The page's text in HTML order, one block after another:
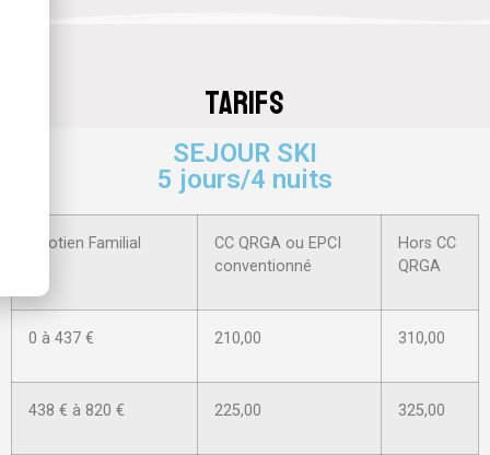
tarifs
SEJOUR SKI
5 jours/4 nuits
Quotien Familial
CC QRGA ou EPCI
conventionné
Hors CC
QRGA
0 à 437 € 210,00 310,00
438 € à 820 € 225,00 325,00